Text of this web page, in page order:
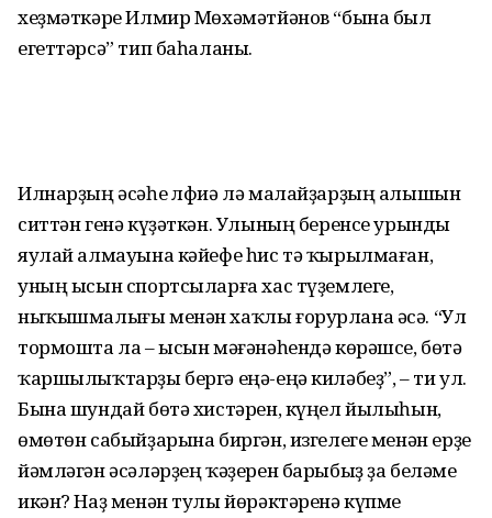
хеҙмәткәре Илмир Мөхәмәтйәнов “бына был
егеттәрсә” тип баһаланы.
Илнарҙың әсәһе Әлфиә лә малайҙарҙың алышын
ситтән генә күҙәткән. Улының беренсе урынды
яулай алмауына кәйефе һис тә ҡырылмаған,
уның ысын спортсыларға хас түҙемлеге,
ныҡышмалығы менән хаҡлы ғорурлана әсә. “Ул
тормошта ла – ысын мәғәнәһендә көрәшсе, бөтә
ҡаршылыҡтарҙы бергә еңә-еңә киләбеҙ”, – ти ул.
Бына шундай бөтә хистәрен, күңел йылыһын,
өмөтөн сабыйҙарына биргән, изгелеге менән ерҙе
йәмләгән әсәләрҙең ҡәҙерен барыбыҙ ҙа беләме
икән? Наҙ менән тулы йөрәктәренә күпме